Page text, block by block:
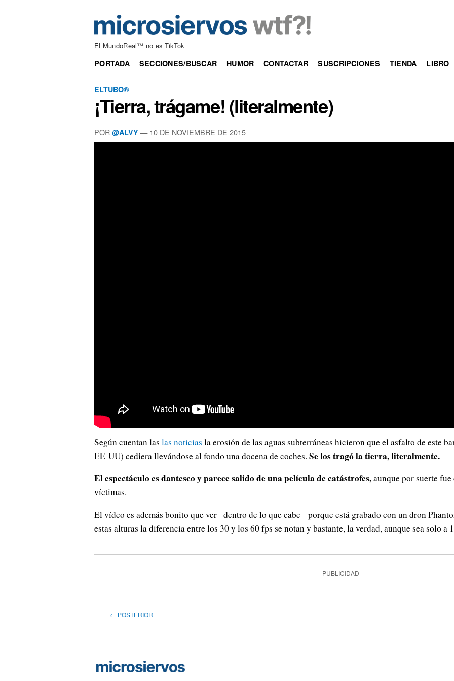
El MundoReal™ no es TikTok
PORTADA SECCIONES/BUSCAR HUMOR CONTACTAR SUSCRIPCIONES TIENDA LIBRO
ELTUBO®
¡Tierra, trágame! (literalmente)
POR @ALVY —10 DE NOVIEMBRE DE 2015
Según cuentan las las noticias la erosión de las aguas subterráneas hicieron que el asfalto de este
EE UU) cediera llevándose al fondo una docena de coches. Se los tragó la tierra, literalmente.
El espectáculo es dantesco y parece salido de una película de catástrofes,aunque por suerte
víctimas.
El vídeo es además bonito que ver –dentro de lo que cabe– porque está grabado con un dron
estas alturas la diferencia entre los 30 y los 60 fps se notan y bastante, la verdad, aunque sea solo
PUBLICIDAD
← POSTERIOR